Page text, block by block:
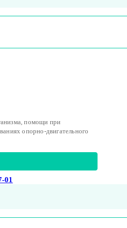
помощи при
опорно-двигательного
01